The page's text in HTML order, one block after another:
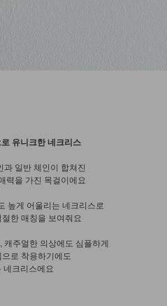
유니크한 네크리스
과 일반 체인이 합쳐진
력을 가진 목걸이에요
높게 어울리는 네크리스로
한 매칭을 보여줘요
캐주얼한 의상에도 심플하게
로 착용하기에도
네크리스에요